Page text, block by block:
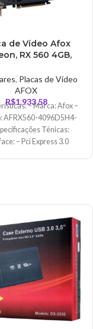
de Vídeo Afox
RX 560 4GB,
4096D5H4-V2
, Placas de Vídeo
AFOX
R$1.933,58
– Marca: Afox –
AFRX560-4096D5H4-
Ténicas:
– Pci Express 3.0